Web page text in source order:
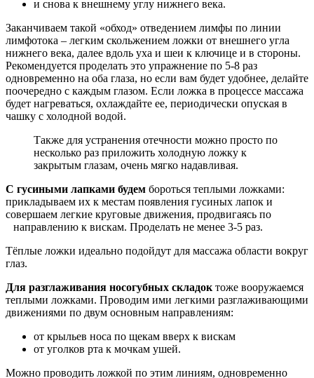
и снова к внешнему углу нижнего века.
Заканчиваем такой «обход» отведением лимфы по линии
лимфотока – легким скольжением ложки от внешнего угла
нижнего века, далее вдоль уха и шеи к ключице и в стороны.
Рекомендуется проделать это упражнение по 5-8 раз
одновременно на оба глаза, но если вам будет удобнее, делайте
поочередно с каждым глазом. Если ложка в процессе массажа
будет нагреваться, охлаждайте ее, периодически опуская в
чашку с холодной водой.
Также для устранения отечности можно просто по
несколько раз приложить холодную ложку к
закрытым глазам, очень мягко надавливая.
С гусиными лапками будем бороться теплыми ложками:
прикладываем их к местам появления гусиных лапок и
совершаем легкие круговые движения, продвигаясь по
направлению к вискам. Проделать не менее 3-5 раз.
Тёплые ложки идеально подойдут для массажа области вокруг
глаз.
Для разглаживания носогубных складок тоже вооружаемся
теплыми ложками. Проводим ими легкими разглаживающими
движениями по двум основным направлениям:
от крыльев носа по щекам вверх к вискам
от уголков рта к мочкам ушей.
Можно проводить ложкой по этим линиям, одновременно